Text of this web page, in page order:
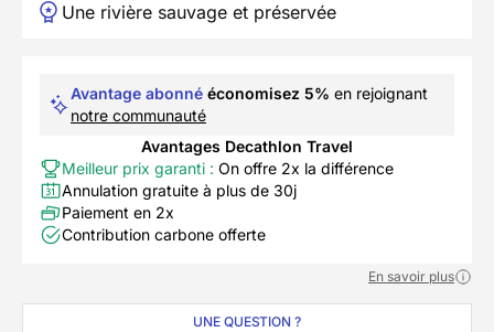
Une rivière sauvage et préservée
Avantage abonné économisez 5% en rejoignant
notre communauté
Avantages Decathlon Travel
Meilleur prix garanti : On offre 2x la différence
Annulation gratuite à plus de 30j
Paiement en 2x
Contribution carbone offerte
En savoir plus
UNE QUESTION ?